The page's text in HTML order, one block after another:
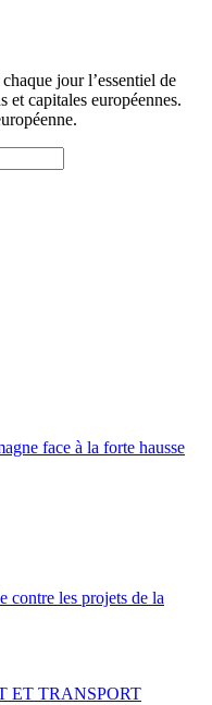
jour l’essentiel de
et capitales européennes.
face à la forte hausse
contre les projets de la
ET TRANSPORT